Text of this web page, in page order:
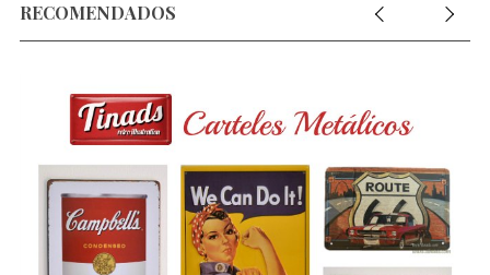
RECOMENDADOS